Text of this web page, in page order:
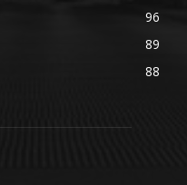
96
89
88